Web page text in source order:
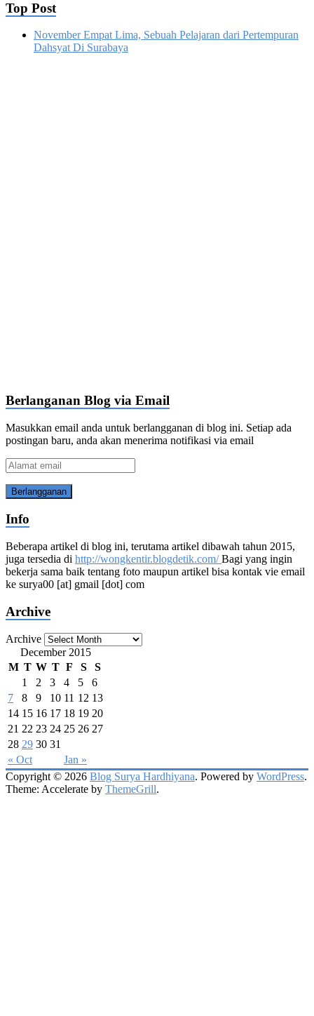
Top Post
November Empat Lima, Sebuah Pelajaran dari Pertempuran
Dahsyat Di Surabaya
Berlanganan Blog via Email
Masukkan email anda untuk berlangganan di blog ini. Setiap ada
postingan baru, anda akan menerima notifikasi via email
Alamat
email
Info
Beberapa artikel di blog ini, terutama artikel dibawah tahun 2015,
juga tersedia di http://wongkentir.blogdetik.com/Bagi yang ingin
bekerja sama baik tentang foto maupun artikel bisa kontak vie email
ke surya00 [at] gmail [dot] com
Archive
Archive
December 2015
M T W T F S S
« Oct Jan »
1 2 3 4 5
6
7
8 9 10 11 12 13
14 15 16 17 18 19 20
21 22 23 24 25 26 27
28 29 30 31
Copyright © 2026 Blog Surya Hardhiyana. Powered by WordPress.
Theme: Accelerate by ThemeGrill.